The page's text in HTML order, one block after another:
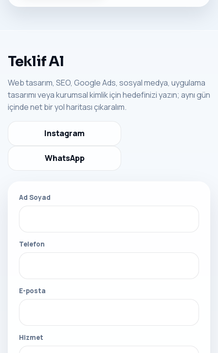
Teklif Al
Web tasarım, SEO, Google Ads, sosyal medya, uygulama
tasarımı veya kurumsal kimlik için hedefinizi yazın; aynı gün
içinde net bir yol haritası çıkaralım.
Instagram
WhatsApp
Ad Soyad
Telefon
E-posta
Hizmet